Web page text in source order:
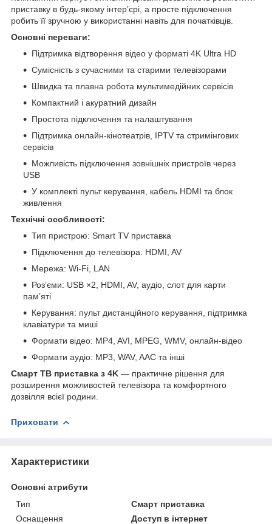
приставку в будь-якому інтер’єрі, а просте підключення
робить її зручною у використанні навіть для початківців.
Основні переваги:
Підтримка відтворення відео у форматі 4K Ultra HD
Сумісність з сучасними та старими телевізорами
Швидка та плавна робота мультимедійних сервісів
Компактний і акуратний дизайн
Простота підключення та налаштування
Підтримка онлайн-кінотеатрів, IPTV та стримінгових
сервісів
Можливість підключення зовнішніх пристроїв через
USB
У комплекті пульт керування, кабель HDMI та блок
живлення
Технічні особливості:
Тип пристрою: Smart TV приставка
Підключення до телевізора: HDMI, AV
Мережа: Wi-Fi, LAN
Роз’єми: USB ×2, HDMI, AV, аудіо, слот для карти
пам’яті
Керування: пульт дистанційного керування, підтримка
клавіатури та миші
Формати відео: MP4, AVI, MPEG, WMV, онлайн-відео
Формати аудіо: MP3, WAV, AAC та інші
Смарт ТВ приставка з 4K — практичне рішення для
розширення можливостей телевізора та комфортного
дозвілля всієї родини.
Приховати
Характеристики
Основні атрибути
Тип
Смарт приставка
Оснащення
Доступ в інтернет